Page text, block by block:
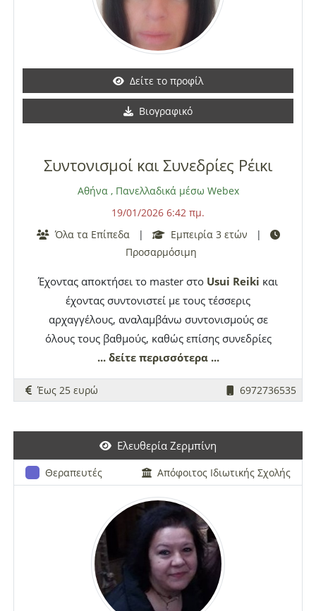
Δείτε το προφίλ
Βιογραφικό
Συντονισμοί και Συνεδρίες Ρέικι
Αθήνα, Πανελλαδικά μέσω Webex
19/01/2026 6:42 πμ.
Όλα τα Επίπεδα
| Εμπειρία 3 ετών
|
Προσαρμόσιμη
Έχοντας αποκτήσει το master στο Usui Reiki και
έχοντας συντονιστεί με τους τέσσερις
αρχαγγέλους, αναλαμβάνω συντονισμούς σε
όλους τους βαθμούς, καθώς επίσης συνεδρίες
ρέικι κατά την διάρκεια των οποίων η σοφή
συμπαντική ενέργεια διοχετεύεται στα σώματα
του δέκτη. Η επίδραση στον κάθε άνθρωπο είναι
σωματική ανακούφιση, στην συναισθηματική
αποφόρτιση, στη νοητική εξισορρόπηση αλλά και
σε επίπεδο εσωτερικής πνευματικής αναζήτησης
αγάπη και το συντονισμό με το ίδιο το φως.
... δείτε περισσότερα ...
Έως 25 ευρώ 6972736535
Ελευθερία Ζερμπίνη
Θεραπευτές Απόφοιτος Ιδιωτικής Σχολής